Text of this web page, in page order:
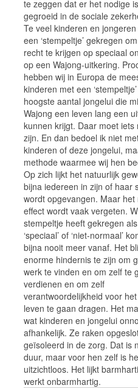
te zeggen dat er het nodige
gegroeid in de sociale
Te veel kinderen en
een ‘stempeltje’ gekregen
recht te krijgen op speciaal
op een Wajong-uitkering.
hebben wij in Europa de
kinderen met een
hoogste aantal jongelui die
Wajong een leven lang een
kunnen krijgt. Daar moet iets
zijn. En dan bedoel ik niet
kinderen of deze jongelui,
methode waarmee wij hen
Op zich lijkt het natuurlijk
bijna iedereen in zijn of haar
wordt opgevangen. Maar het
effect wordt vaak vergeten.
stempeltje heeft gekregen
‘speciaal’ of ‘niet-normaal’
bijna nooit meer vanaf. Het
enorme hindernis te zijn om
werk te vinden en om zelf te
verdienen en om zelf
verantwoordelijkheid voor
leven te gaan dragen. Het
wat kinderen en jongelui
afhankelijk. Ze raken
geïsoleerd in de zorg. Dat is
duur, maar voor hen zelf is
uitzichtloos. Het lijkt
werkt onbarmhartig.